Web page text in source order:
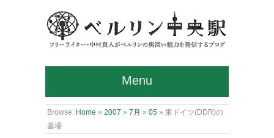
Menu
Browse: Home » 2007 » 7月 » 05 » 東ドイツ(DDR)の
墓場